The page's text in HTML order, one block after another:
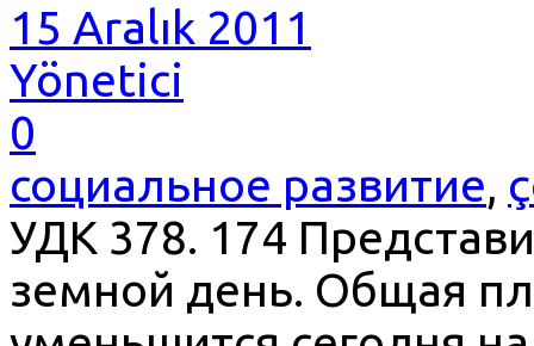
15 Aralık 2011
Yönetici
0
социальное развитие,
УДК 378. 174
земной день. Общая